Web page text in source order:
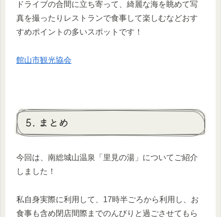
ドライブの合間に立ち寄って、綺麗な海を眺めて写
真を撮ったりレストランで食事して楽しむなどおす
すめポイントの多いスポットです！
館山市観光協会
5. まとめ
今回は、南総城山温泉「里見の湯」についてご紹介
しました！
私自身実際に利用して、17時半ごろから利用し、お
食事も含め閉店間際までのんびりと過ごさせてもら